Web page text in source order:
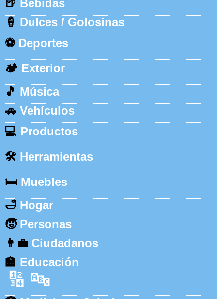
🍺 Bebidas
🍦 Dulces / Golosinas
⚽ Deportes
🏕️ Exterior
🎵 Música
🚗 Vehículos
💻 Productos
🛠️ Herramientas
🛏️ Muebles
🛁 Hogar
🧒 Personas
👨‍💼 Ciudadanos
🏫 Educación
🔢 🔤